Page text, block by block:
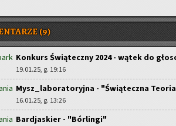
(9)
Konkurs Świąteczny 2024 - wątek do
19.01.25, g. 19:16
Mysz_laboratoryjna - "Świąteczna Teoria
16.01.25, g. 13:26
Bardjaskier - "Bórlingi"